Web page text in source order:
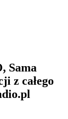
Sama
z całego